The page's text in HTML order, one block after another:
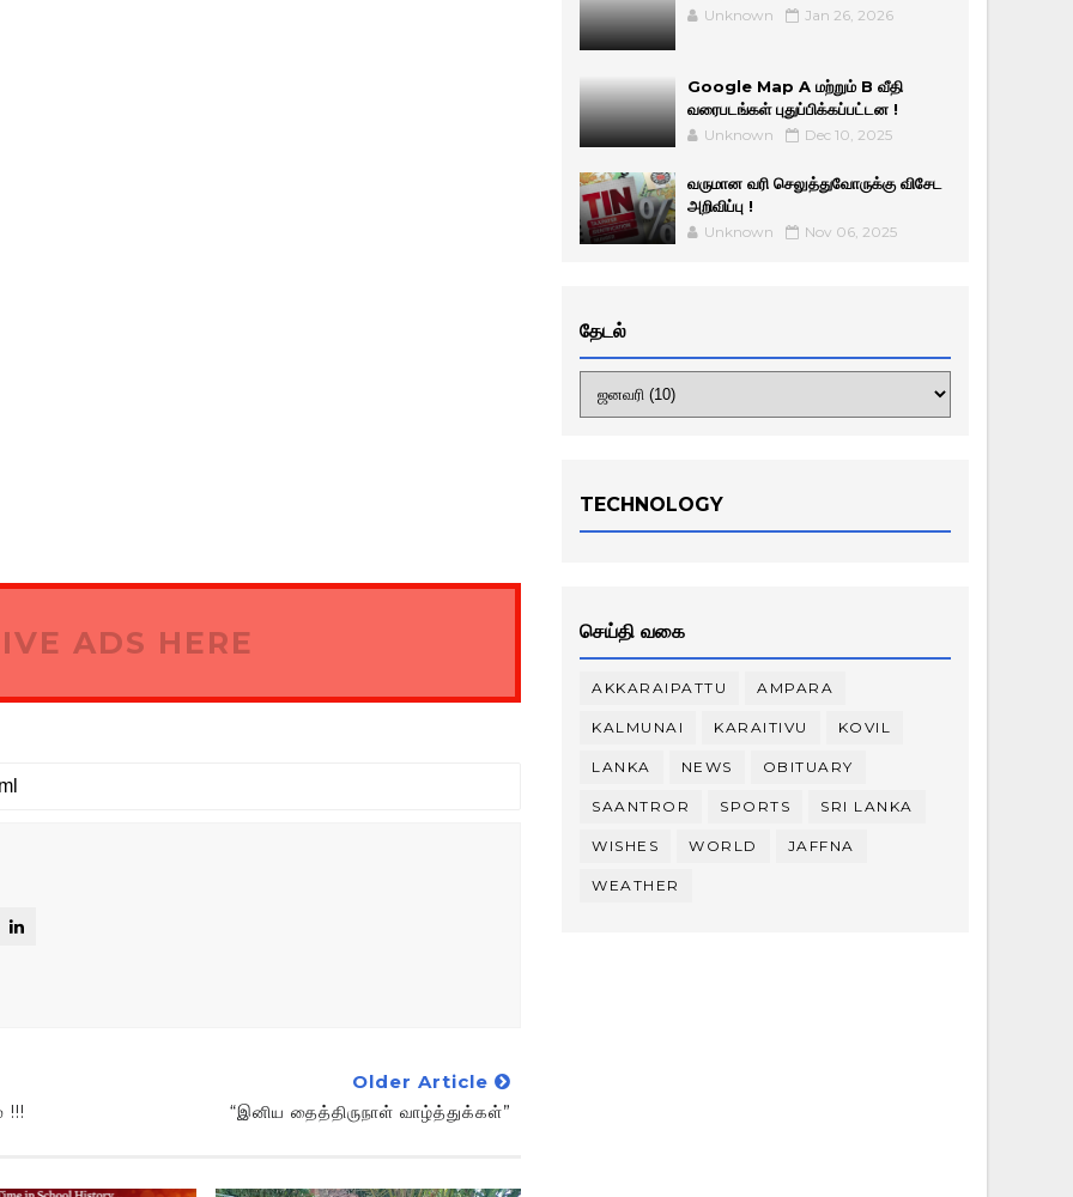
ADS HERE
!!!
Older Article
“இனிய தைத்திருநாள் வாழ்த்துக்கள்”
Unknown Jan 26, 2026
Google Map A மற்றும் B வீதி
வரைபடங்கள் புதுப்பிக்கப்பட்டன !
Unknown Dec 10, 2025
வருமான வரி செலுத்துவோருக்கு விசேட
அறிவிப்பு !
Unknown Nov 06, 2025
தேடல்
TECHNOLOGY
செய்தி வகை
AKKARAIPATTU AMPARA
KALMUNAI KARAITIVU KOVIL
LANKA NEWS OBITUARY
SAANTROR SPORTS SRI LANKA
WISHES WORLD JAFFNA
WEATHER